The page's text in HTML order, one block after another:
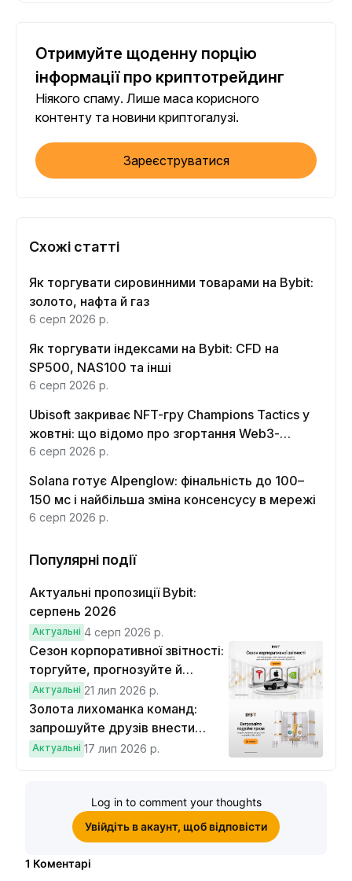
Отримуйте щоденну порцію
інформації про криптотрейдинг
Ніякого спаму. Лише маса корисного
контенту та новини криптогалузі.
Зареєструватися
Схожі статті
Як торгувати сировинними товарами на Bybit:
золото, нафта й газ
6 серп 2026 р.
Як торгувати індексами на Bybit: CFD на
SP500, NAS100 та інші
6 серп 2026 р.
Ubisoft закриває NFT-гру Champions Tactics у
жовтні: що відомо про згортання Web3-
функцій
6 серп 2026 р.
Solana готує Alpenglow: фінальність до 100–
150 мс і найбільша зміна консенсусу в мережі
6 серп 2026 р.
Популярні події
Актуальні пропозиції Bybit:
серпень 2026
Актуальні 4 серп 2026 р.
Сезон корпоративної звітності:
торгуйте, прогнозуйте й
вигравайте Cybertruck
Актуальні 21 лип 2026 р.
Золота лихоманка команд:
запрошуйте друзів внести
депозит на $100 і торгувати на
Актуальні 17 лип 2026 р.
Log in to comment your thoughts
Увійдіть в акаунт, щоб відповісти
1 Коментарі